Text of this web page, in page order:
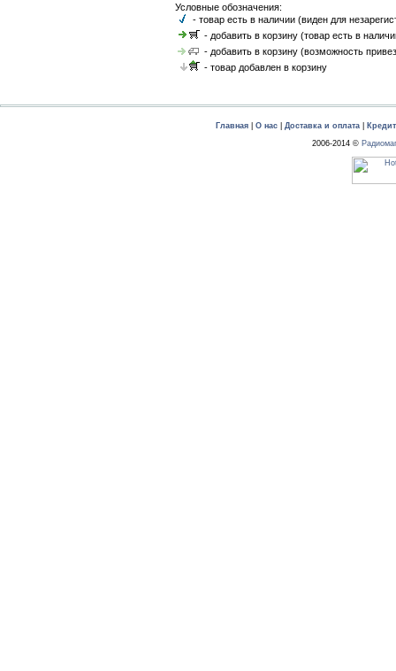
Условные обозначения:
- товар есть в наличии (виден для
- добавить в корзину (товар есть в
- добавить в корзину (возможность
- товар добавлен в корзину
Главная О нас Доставка и оплата
2006-2014 ©